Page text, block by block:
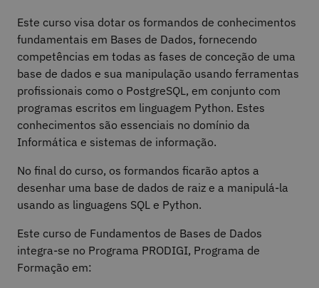
Este curso visa dotar os formandos de conhecimentos
fundamentais em Bases de Dados, fornecendo
competências em todas as fases de conceção de uma
base de dados e sua manipulação usando ferramentas
profissionais como o PostgreSQL, em conjunto com
programas escritos em linguagem Python. Estes
conhecimentos são essenciais no domínio da
Informática e sistemas de informação.
No final do curso, os formandos ficarão aptos a
desenhar uma base de dados de raiz e a manipulá-la
usando as linguagens SQL e Python.
Este curso de Fundamentos de Bases de Dados
integra-se no Programa PRODIGI, Programa de
Formação em: